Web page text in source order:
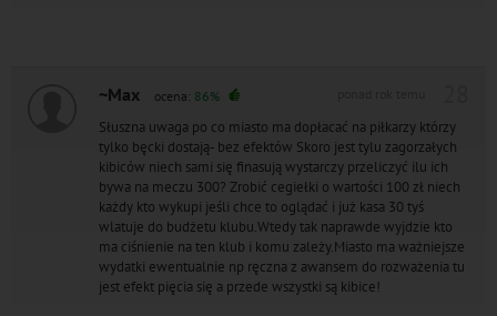
~Max ocena: 86%
Słuszna uwaga po co miasto ma dopłacać na piłkarzy którzy
tylko bęcki dostają- bez efektów Skoro jest tylu zagorzałych
kibiców niech sami się finasują wystarczy przeliczyć ilu ich
bywa na meczu 300? Zrobić cegiełki o wartości 100 zł niech
każdy kto wykupi jeśli chce to oglądać i już kasa 30 tyś
wlatuje do budżetu klubu.Wtedy tak naprawde wyjdzie kto
ma ciśnienie na ten klub i komu zależy.Miasto ma ważniejsze
wydatki ewentualnie np ręczna z awansem do rozważenia tu
jest efekt pięcia się a przede wszystki są kibice!